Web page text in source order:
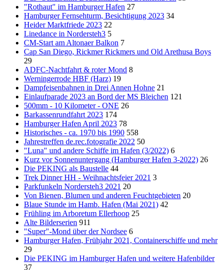
"Rothaut" im Hamburger Hafen 27
Hamburger Fernsehturm, Besichtigung 2023 34
Heider Marktfriede 2023 22
Linedance in Nordersteh3 5
CM-Start am Altonaer Balkon 7
Cap San Diego, Rickmer Rickmers und Old Arethusa Boys
29
ADFC-Nachtfahrt & roter Mond 8
Werningerrode HBF (Harz) 19
Dampfeisenbahnen in Drei Annen Hohne 21
Einlaufparade 2023 an Bord der MS Bleichen 121
500mm - 10 Kilometer - ONE 26
Barkassenrundfahrt 2023 174
Hamburger Hafen April 2023 78
Historisches - ca. 1970 bis 1990 558
Jahrestreffen de.rec.fotografie 2022 50
"Luna" und andere Schiffe im Hafen (3/2022) 6
Kurz vor Sonnenuntergang (Hamburger Hafen 3-2022) 26
Die PEKING als Baustelle 44
Trek Dinner HH - Weihnachtsfeier 2021 3
Parkfunkeln Nordersteh3 2021 20
Von Bienen, Blumen und anderen Feuchtgebieten 20
Blaue Stunde im Hamb. Hafen (Mai 2021) 42
Frühling im Arboretum Ellerhoop 25
Alte Bilderserien 911
"Super"-Mond über der Nordsee 6
Hamburger Hafen, Frühjahr 2021, Containerschiffe und mehr
29
Die PEKING im Hamburger Hafen und weitere Hafenbilder
37